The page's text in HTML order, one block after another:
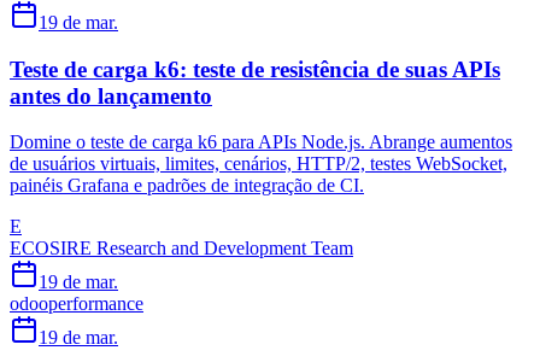
19 de mar.
Teste de carga k6: teste de resistência de suas APIs
antes do lançamento
Domine o teste de carga k6 para APIs Node.js. Abrange aumentos
de usuários virtuais, limites, cenários, HTTP/2, testes WebSocket,
painéis Grafana e padrões de integração de CI.
E
ECOSIRE Research and Development Team
19 de mar.
odooperformance
19 de mar.